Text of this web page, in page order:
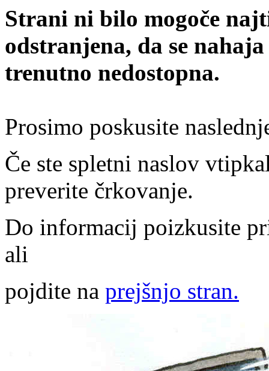
Strani ni bilo mogoče
odstranjena, da se
trenutno nedostopna.
Prosimo poskusite
Če ste spletni naslov
preverite črkovanje.
Do informacij poizkusite
ali
pojdite na prejšnjo stran.